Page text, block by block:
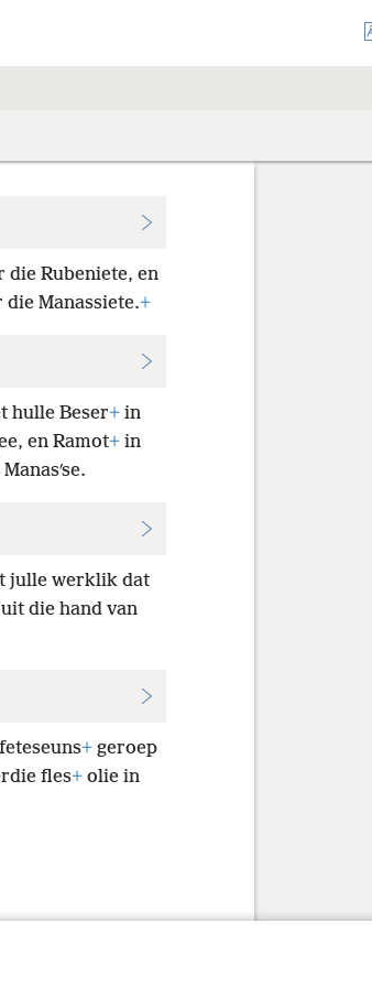
Rubeniete, en
Manassiete.+
hulle Beser+in
en Ramot+in
julle werklik dat
die hand van
+geroep
fles+olie in